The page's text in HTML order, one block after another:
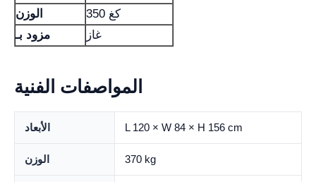
الوزن
350 كغ
مزود بـ
غاز
المواصفات الفنية
الأبعاد L 120 × W 84 × H 156 cm
الوزن 370 kg